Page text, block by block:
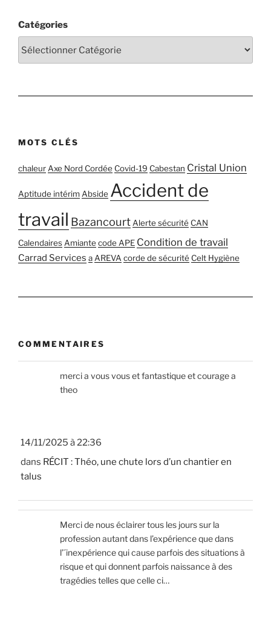
Catégories
MOTS CLÉS
chaleur Axe Nord Cordée Covid-19 Cabestan Cristal Union
Aptitude intérim Abside Accident de
travail Bazancourt Alerte sécurité CAN
Calendaires Amiantecode APE Condition de travail
Carrad Services a AREVA corde de sécurité Celt Hygiène
COMMENTAIRES
14/11/2025 à 22:36
dans RÉCIT : Théo, une chute lors d’un chantier en
talus
merci a vous vous et fantastique et courage a
theo
Merci de nous éclairer tous les jours sur la
profession autant dans l’expérience que dans
l’´inexpérience qui cause parfois des situations à
risque et qui donnent parfois naissance à des
tragédies telles que celle ci…